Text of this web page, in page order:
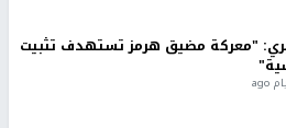
"معركة مضيق هرمز تستهدف تثبيت